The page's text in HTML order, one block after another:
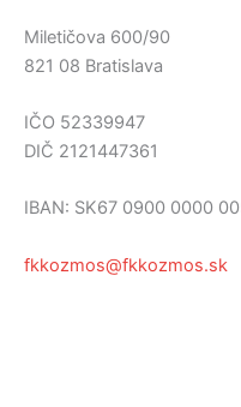
Miletičova 600/90
821 08 Bratislava
IČO 52339947
DIČ 2121447361
IBAN: SK67 0900 0000
fkkozmos@fkkozmos.sk